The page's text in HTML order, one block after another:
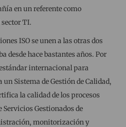
en un referente como
sector TI.
ISO se unen a las otras dos
desde hace bastantes años. Por
internacional para
Sistema de Gestión de Calidad,
la calidad de los procesos
Servicios Gestionados de
monitorización y